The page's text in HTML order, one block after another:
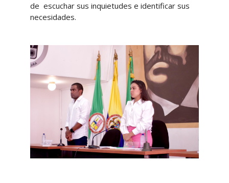
de escuchar sus inquietudes e identificar sus
necesidades.